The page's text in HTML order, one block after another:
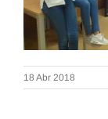
18 Abr 2018